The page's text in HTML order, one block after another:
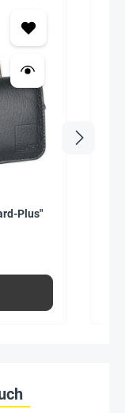
Plus"